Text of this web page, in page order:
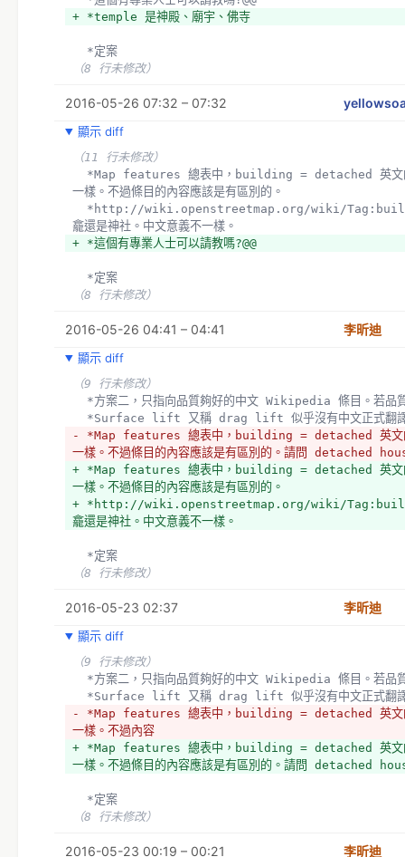
+ *temple 是神殿、廟宇、佛寺
  *定案
（8 行未修改）
2016-05-26 07:32 – 07:32
顯示 diff
（11 行未修改）
一樣。不過條目的內容應該是有區別的。
龕還是神社。中文意義不一樣。
+ *這個有專業人士可以請教嗎?@@
  *定案
（8 行未修改）
2016-05-26 04:41 – 04:41 李昕迪
顯示 diff
（9 行未修改）
*方案二，只指向品質夠好的中文 Wikipedia 條目。若品
*Surface lift 又稱 drag lift 似乎沒有中文正式翻
- *Map features 總表中，building = detached 英文
一樣。不過條目的內容應該是有區別的。請問 detached
+ *Map features 總表中，building = detached 英
一樣。不過條目的內容應該是有區別的。
+ *http://wiki.openstreetmap.org/wiki/
龕還是神社。中文意義不一樣。
  *定案
（8 行未修改）
2016-05-23 02:37 李昕迪
顯示 diff
（9 行未修改）
*方案二，只指向品質夠好的中文 Wikipedia 條目。若品
*Surface lift 又稱 drag lift 似乎沒有中文正式翻
- *Map features 總表中，building = detached 英文
一樣。不過內容
+ *Map features 總表中，building = detached 英
一樣。不過條目的內容應該是有區別的。請問 detached
  *定案
（8 行未修改）
2016-05-23 00:19 – 00:21 李昕迪